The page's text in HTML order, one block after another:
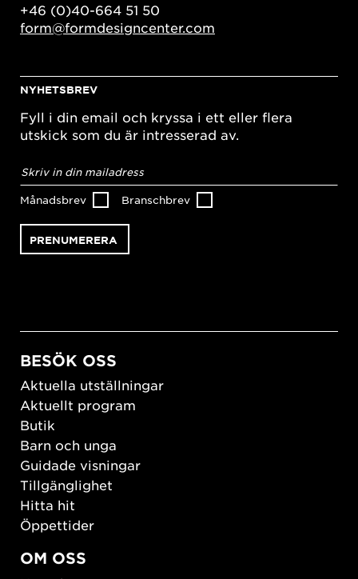
+46 (0)40-664 51 50
form@formdesigncenter.com
NYHETSBREV
Fyll i din email och kryssa i ett eller flera
utskick som du är intresserad av.
postadress*
Månadsbrev Branschbrev
BESÖK OSS
Aktuella utställningar
Aktuellt program
Butik
Barn och unga
Guidade visningar
Tillgänglighet
Hitta hit
Öppettider
OM OSS